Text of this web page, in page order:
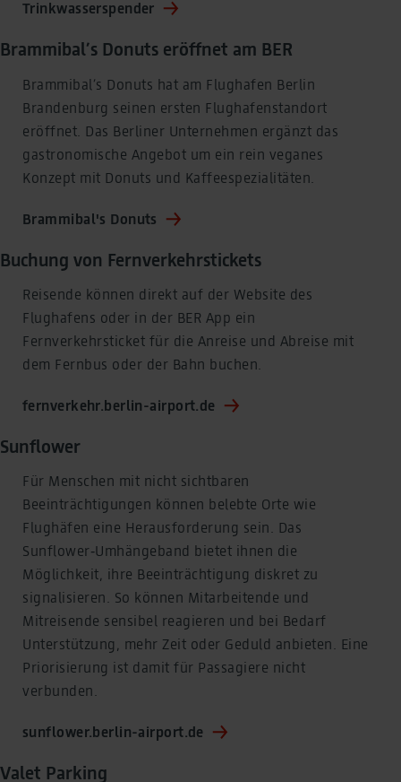
Trinkwasserspender
Brammibal’s Donuts eröffnet am BER
Brammibal’s Donuts hat am Flughafen Berlin
Brandenburg seinen ersten Flughafenstandort
eröffnet. Das Berliner Unternehmen ergänzt das
gastronomische Angebot um ein rein veganes
Konzept mit Donuts und Kaffeespezialitäten.
Brammibal's Donuts
Buchung von Fernverkehrstickets
Reisende können direkt auf der Website des
Flughafens oder in der BER App ein
Fernverkehrsticket für die Anreise und Abreise mit
dem Fernbus oder der Bahn buchen.
fernverkehr.berlin-airport.de
Sunflower
Für Menschen mit nicht sichtbaren
Beeinträchtigungen können belebte Orte wie
Flughäfen eine Herausforderung sein. Das
Sunflower‑Umhängeband bietet ihnen die
Möglichkeit, ihre Beeinträchtigung diskret zu
signalisieren. So können Mitarbeitende und
Mitreisende sensibel reagieren und bei Bedarf
Unterstützung, mehr Zeit oder Geduld anbieten. Eine
Priorisierung ist damit für Passagiere nicht
verbunden.
sunflower.berlin-airport.de
Valet Parking